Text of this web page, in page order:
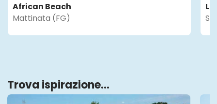
African Beach
Mattinata (FG)
Trova ispirazione...